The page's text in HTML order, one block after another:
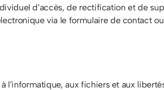
d’accès, de rectification et de
via le formulaire de contact
l’informatique, aux fichiers et aux